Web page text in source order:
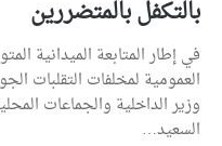
بالتكفل بالمتضررين
في إطار المتابعة الميدانية
العمومية لمخلفات التقلبات
وزير الداخلية والجماعات
السعيد…